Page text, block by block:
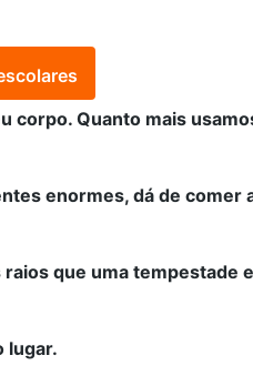
corpo. Quanto mais
enormes, dá de comer
raios que uma tempestade
lugar.